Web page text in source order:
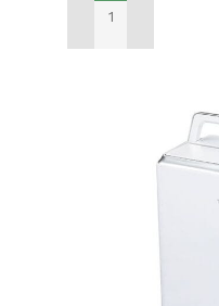
DODAJ DO KOSZYKA